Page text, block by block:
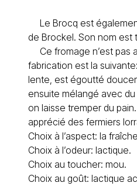
Le Brocq est
de Brockel. Son nom est
Ce fromage n’est pas
fabrication est la
lente, est égoutté
ensuite mélangé avec
on laisse tremper du
apprécié des fermiers
Choix à l’aspect: la
Choix à l’odeur: lactique.
Choix au toucher: mou.
Choix au goût: lactique